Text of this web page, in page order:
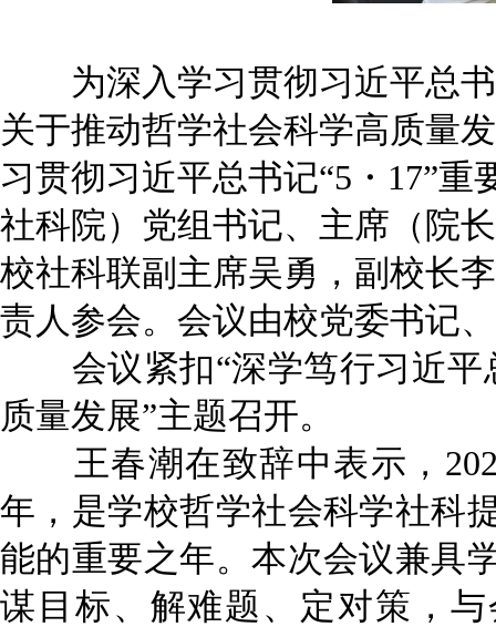
为深入学习贯彻习近平总书
关于推动哲学社会科学高质量
习贯彻习近平总书记“5・17”
社科院）党组书记、主席（院
校社科联副主席吴勇，副校长
责人参会。会议由校党委书记
会议紧扣“深学笃行习近平
质量发展”主题召开。
王春潮在致辞中表示 ，
年， 是学校哲学社会科学社科
能的重要之年。本次会议兼具
谋目标、解难题、定对策，